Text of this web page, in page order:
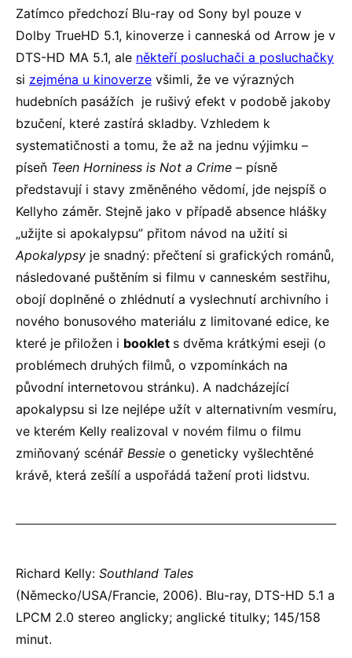
Zatímco předchozí Blu-ray od Sony byl pouze v
Dolby TrueHD 5.1, kinoverze i canneská od Arrow je v
DTS-HD MA 5.1, ale někteří posluchači a posluchačky
si zejména u kinoverze všimli, že ve výrazných
hudebních pasážích je rušivý efekt v podobě jakoby
bzučení, které zastírá skladby. Vzhledem k
systematičnosti a tomu, že až na jednu výjimku –
píseň Teen Horniness is Not a Crime – písně
představují i stavy změněného vědomí, jde nejspíš o
Kellyho záměr. Stejně jako v případě absence hlášky
„užijte si apokalypsu” přitom návod na užití si
Apokalypsy je snadný: přečtení si grafických románů,
následované puštěním si filmu v canneském sestřihu,
obojí doplněné o zhlédnutí a vyslechnutí archivního i
nového bonusového materiálu z limitované edice, ke
které je přiložen i booklet s dvěma krátkými eseji (o
problémech druhých filmů, o vzpomínkách na
původní internetovou stránku). A nadcházející
apokalypsu si lze nejlépe užít v alternativním vesmíru,
ve kterém Kelly realizoval v novém filmu o filmu
zmiňovaný scénář Bessie o geneticky vyšlechtěné
krávě, která zešílí a uspořádá tažení proti lidstvu.
Richard Kelly: Southland Tales
(Německo/USA/Francie, 2006). Blu-ray, DTS-HD 5.1 a
LPCM 2.0 stereo anglicky; anglické titulky; 145/158
minut.